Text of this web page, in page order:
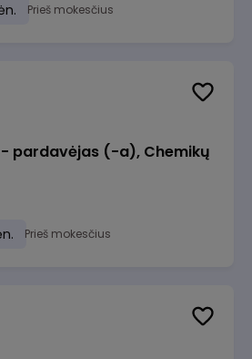
Prieš mokesčius
pardavėjas (-a), Chemikų
Prieš mokesčius